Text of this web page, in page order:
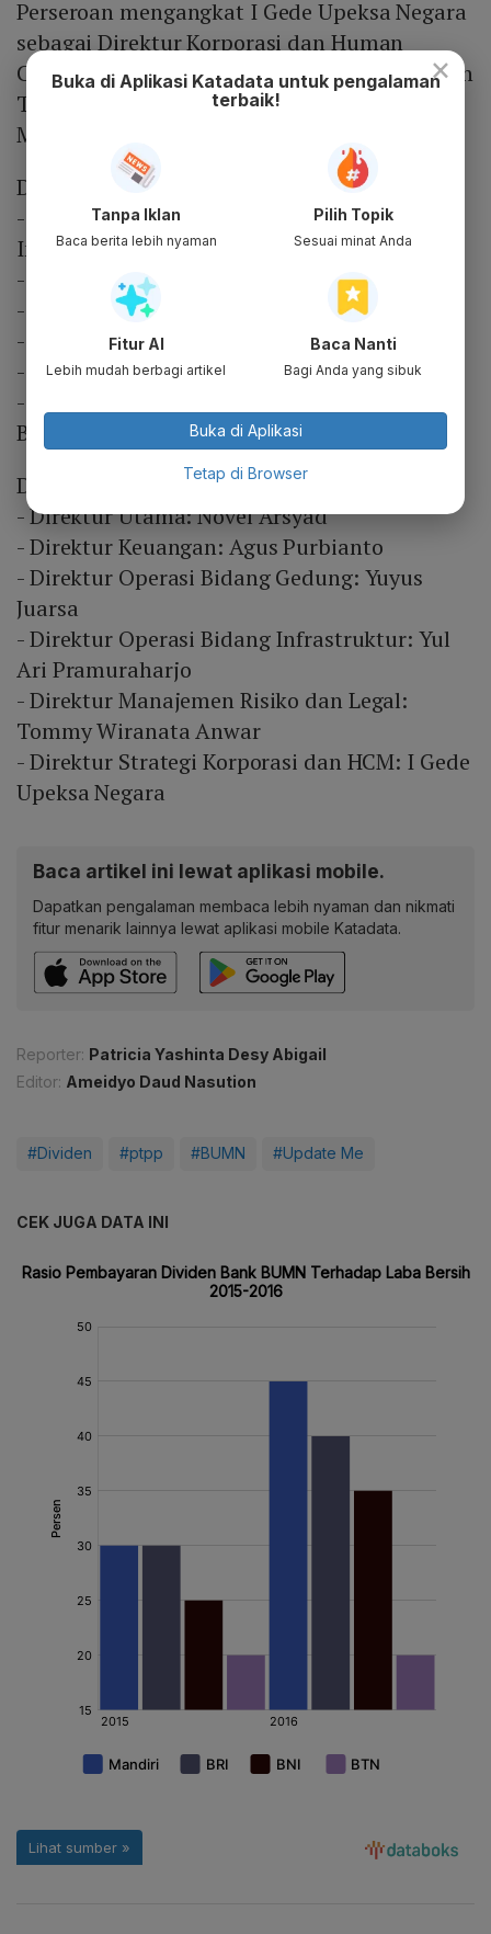
Perseroan mengangkat I Gede Upeksa Negara
sebagai Direktur Korporasi dan Human
Capital Management PTPP. Serta menetapkan
Tommy Wiranata Anwar sebagai Direktur
Manajemen Risiko dan Legal.
Dewan Komisaris:
- Komisaris Utama merangkap Komisaris
Independen: Dhony Rahajoe
- Komisaris: Ernadhi Sudarmanto
- Komisaris: Hedy Rahadian
- Komisaris Independen: Jaya Kesuma
- Komisaris Independen: Istiono
- Komisaris Independen: Pundjung Setya
Brata
Dewan Direksi:
- Direktur Utama: Novel Arsyad
- Direktur Keuangan: Agus Purbianto
- Direktur Operasi Bidang Gedung: Yuyus
Juarsa
- Direktur Operasi Bidang Infrastruktur: Yul
Ari Pramuraharjo
- Direktur Manajemen Risiko dan Legal:
Tommy Wiranata Anwar
- Direktur Strategi Korporasi dan HCM: I Gede
Upeksa Negara
Baca artikel ini lewat aplikasi mobile.
Dapatkan pengalaman membaca lebih nyaman dan nikmati
fitur menarik lainnya lewat aplikasi mobile Katadata.
Reporter: Patricia Yashinta Desy Abigail
Editor: Ameidyo Daud Nasution
#Dividen #ptpp #BUMN #Update Me
CEK JUGA DATA INI
×
Buka di Aplikasi Katadata untuk pengalaman
terbaik!
Tanpa Iklan
Baca berita lebih nyaman
Pilih Topik
Sesuai minat Anda
Fitur AI
Lebih mudah berbagi artikel
Baca Nanti
Bagi Anda yang sibuk
Buka di Aplikasi
Tetap di Browser